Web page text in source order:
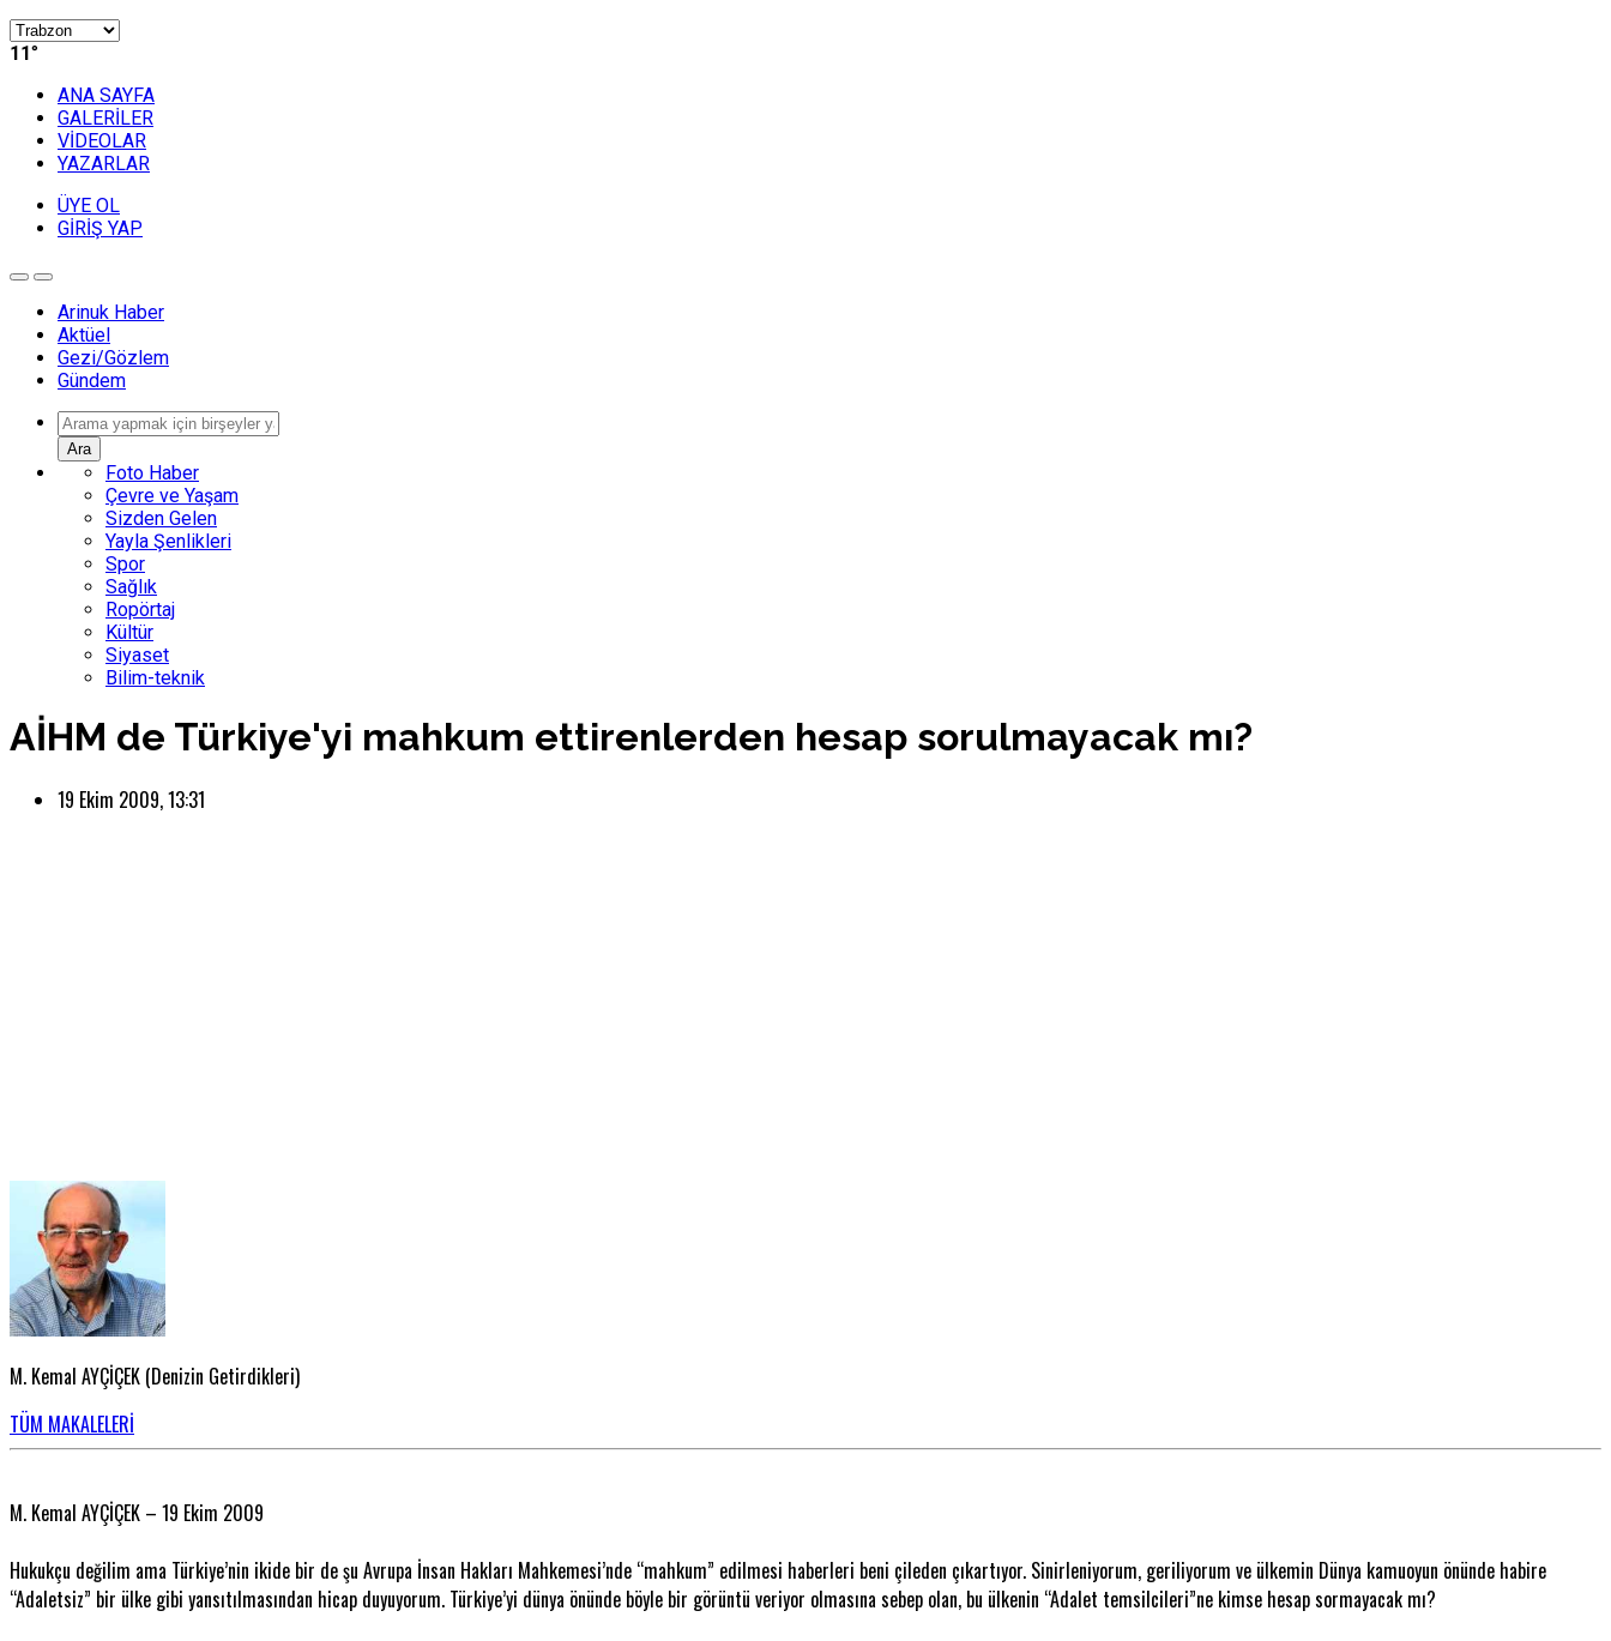
11°
ANA SAYFA
GALERİLER
VİDEOLAR
YAZARLAR
ÜYE OL
GİRİŞ YAP
Arinuk Haber
Aktüel
Gezi/Gözlem
Gündem
Ara
Foto Haber
Çevre ve Yaşam
Sizden Gelen
Yayla Şenlikleri
Spor
Sağlık
Ropörtaj
Kültür
Siyaset
Bilim-teknik
AİHM de Türkiye'yi mahkum ettirenlerden hesap sorulmayacak mı?
19 Ekim 2009, 13:31
M. Kemal AYÇİÇEK (Denizin Getirdikleri)
TÜM MAKALELERİ
M. Kemal AYÇİÇEK – 19 Ekim 2009
Hukukçu değilim ama Türkiye’nin ikide bir de şu Avrupa İnsan Hakları Mahkemesi’nde “mahkum” edilmesi haberleri beni çileden çıkartıyor. Sinirleniyorum, geriliyorum ve ülkemin Dünya kamuoyun önünde habire
“Adaletsiz” bir ülke gibi yansıtılmasından hicap duyuyorum. Türkiye’yi dünya önünde böyle bir görüntü veriyor olmasına sebep olan, bu ülkenin “Adalet temsilcileri”ne kimse hesap sormayacak mı?